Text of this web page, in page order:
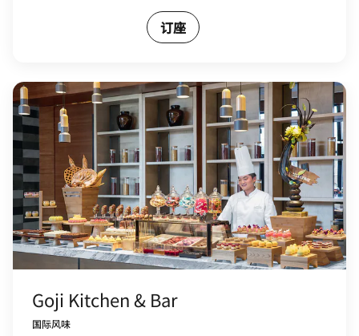
订座
Goji Kitchen & Bar
国际风味